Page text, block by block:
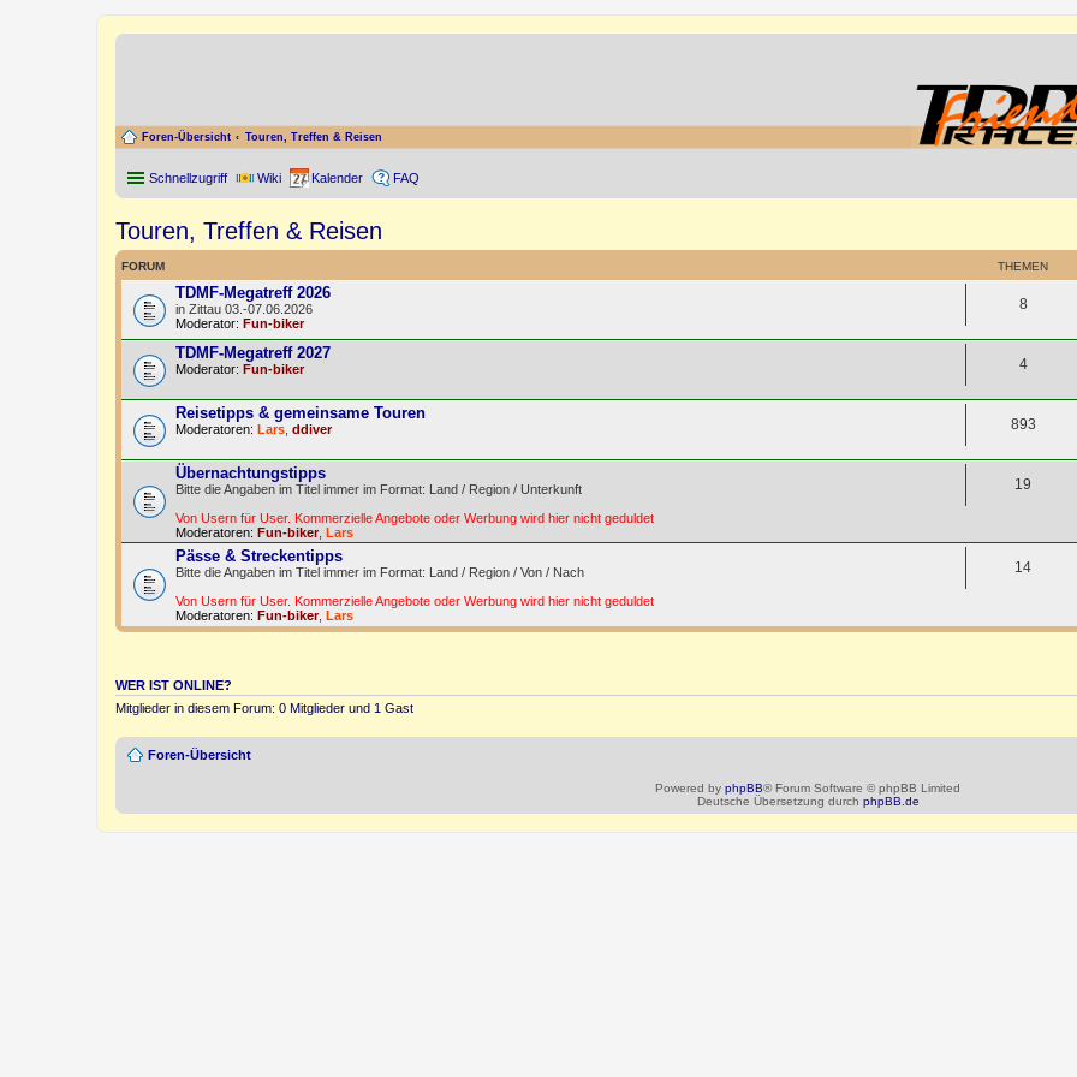
Foren-Übersicht Touren, Treffen & Reisen
Schnellzugriff Wiki Kalender FAQ
Touren, Treffen & Reisen
FORUM THEMEN
TDMF-Megatreff 2026
in Zittau 03.-07.06.2026
Moderator: Fun-biker
8
TDMF-Megatreff 2027
Moderator: Fun-biker 4
Reisetipps & gemeinsame Touren
Moderatoren: Lars ddiver 893
Übernachtungstipps
Bitte die Angaben im Titel immer im Format: Land / Region / Unterkunft
Von Usern für User. Kommerzielle Angebote oder Werbung wird hier nicht geduldet
Moderatoren: Fun-biker Lars
19
Pässe & Streckentipps
Bitte die Angaben im Titel immer im Format: Land / Region / Von / Nach
Von Usern für User. Kommerzielle Angebote oder Werbung wird hier nicht geduldet
Moderatoren: Fun-biker, Lars
14
WER IST ONLINE?
Mitglieder in diesem Forum: 0 Mitglieder und 1 Gast
Foren-Übersicht
Powered by phpBB® Forum Software © phpBB Limited
Deutsche Übersetzung durch phpBB.de